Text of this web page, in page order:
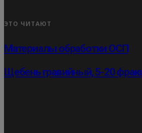
ЭТО ЧИТАЮТ
Материалы обработки ОСП
Щебень гравийный, 5-20